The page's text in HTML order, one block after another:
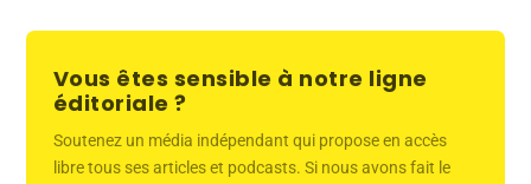
Vous êtes sensible à notre ligne
éditoriale ?
Soutenez un média indépendant qui propose en accès
libre tous ses articles et podcasts. Si nous avons fait le